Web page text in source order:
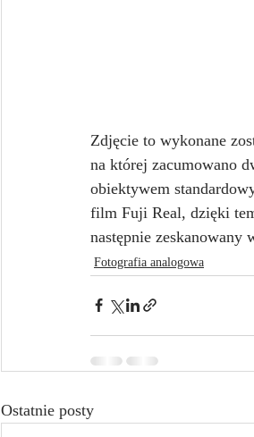
Zdjęcie to wykonane
na której zacumowano
obiektywem
film Fuji Real, dzięki
następnie zeskanowany
Fotografia analogowa
Ostatnie posty